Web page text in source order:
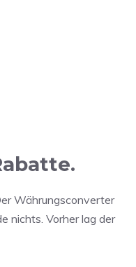
Währungsconverter
nichts. Vorher lag der